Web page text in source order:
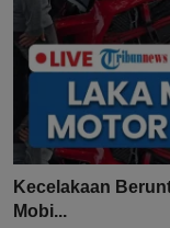
Kecelakaan
Mobi...